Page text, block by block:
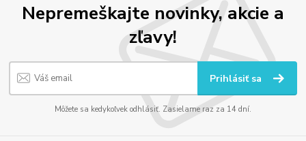
Nepremeškajte novinky, akcie a
zľavy!
Prihlásiť sa
Môžete sa kedykoľvek odhlásiť. Zasielame raz za 14 dní.